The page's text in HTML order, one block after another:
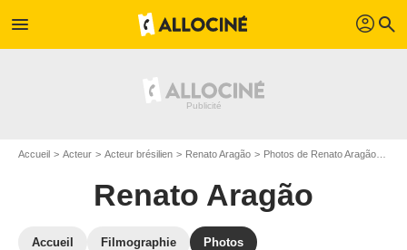
menu profil search
Accueil Acteur Acteur brésilien Renato Aragão Photos de Renato Aragão
Renato Aragão
Accueil Filmographie Photos